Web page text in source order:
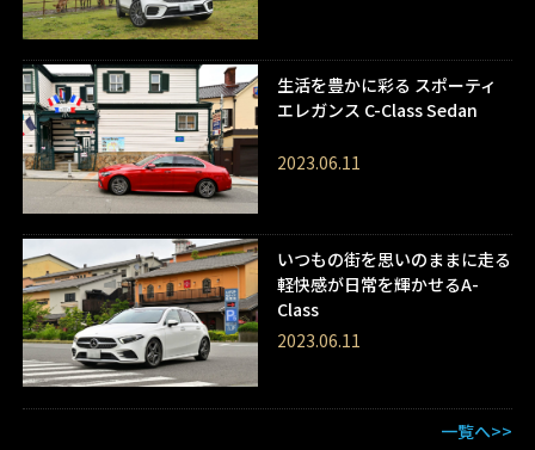
生活を豊かに彩る スポーティ
エレガンス C-Class Sedan
2023.06.11
いつもの街を思いのままに走る
軽快感が日常を輝かせるA-
Class
2023.06.11
一覧へ>>